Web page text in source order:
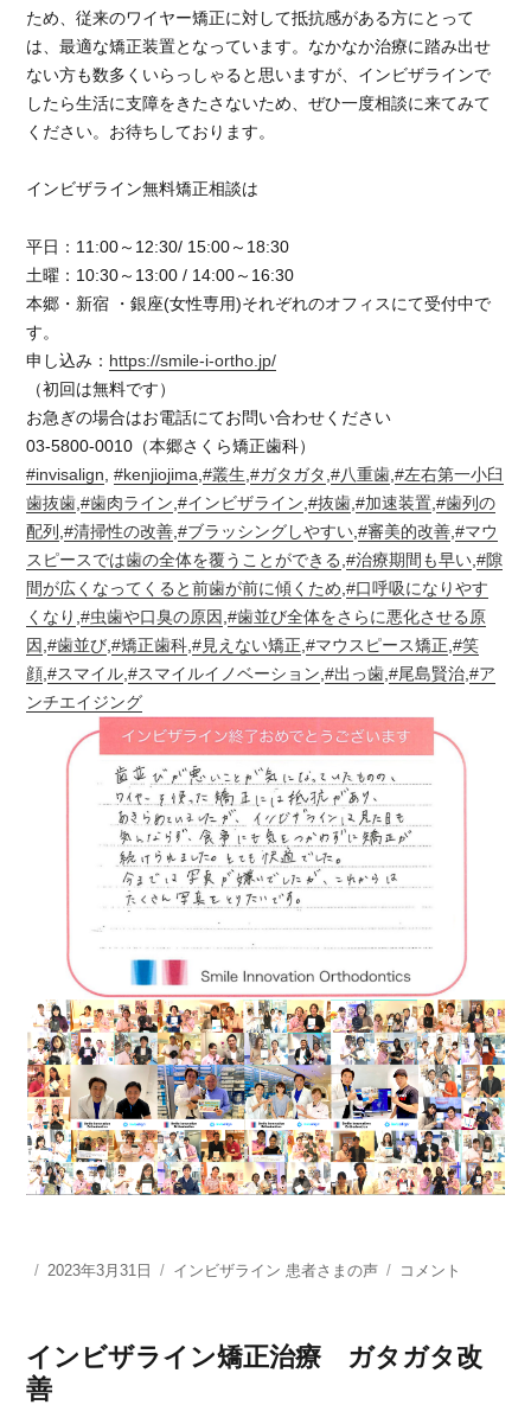
ため、従来のワイヤー矯正に対して抵抗感がある方にとって
は、最適な矯正装置となっています。なかなか治療に踏み出せ
ない方も数多くいらっしゃると思いますが、インビザラインで
したら生活に支障をきたさないため、ぜひ一度相談に来てみて
ください。お待ちしております。
インビザライン無料矯正相談は
平日：11:00～12:30/ 15:00～18:30
土曜：10:30～13:00 / 14:00～16:30
本郷・新宿 ・銀座(女性専用)それぞれのオフィスにて受付中で
す。
申し込み： https://smile-i-ortho.jp/
（初回は無料です）
お急ぎの場合はお電話にてお問い合わせください
03-5800-0010（本郷さくら矯正歯科）
#invisalign ,#kenjiojima ,#叢生 ,#ガタガタ ,#八重歯 ,#左右第一小臼
歯抜歯 ,#歯肉ライン ,#インビザライン ,#抜歯 ,#加速装置 ,#歯列の
配列 ,#清掃性の改善 ,#ブラッシングしやすい ,#審美的改善 ,#マウ
スピースでは歯の全体を覆うことができる ,#治療期間も早い ,#隙
間が広くなってくると前歯が前に傾くため ,#口呼吸になりやす
くなり ,#虫歯や口臭の原因 ,#歯並び全体をさらに悪化させる原
因 ,#歯並び ,#矯正歯科 ,#見えない矯正 ,#マウスピース矯正 ,#笑
顔 ,#スマイル ,#スマイルイノベーション ,#出っ歯 ,#尾島賢治 ,#ア
ンチエイジング
投
2023年3月31日
カ
リ
ー
インビザライン 患者さまの声
イ
ザ
ラ
コメント
インビザライン矯正治療 ガタガタ改
善